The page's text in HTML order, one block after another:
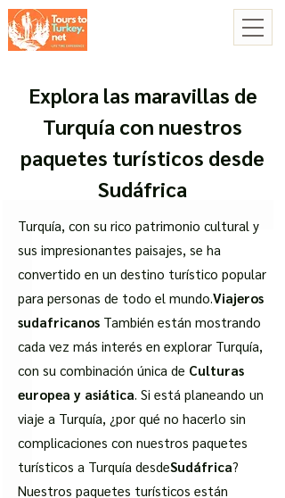
Explora las maravillas de
Turquía con nuestros
paquetes turísticos desde
Sudáfrica
Turquía, con su rico patrimonio cultural y
sus impresionantes paisajes, se ha
convertido en un destino turístico popular
para personas de todo el mundo.Viajeros
sudafricanos También están mostrando
cada vez más interés en explorar Turquía,
con su combinación única de Culturas
europea y asiática. Si está planeando un
viaje a Turquía, ¿por qué no hacerlo sin
complicaciones con nuestros paquetes
turísticos a Turquía desdeSudáfrica?
Nuestros paquetes turísticos están